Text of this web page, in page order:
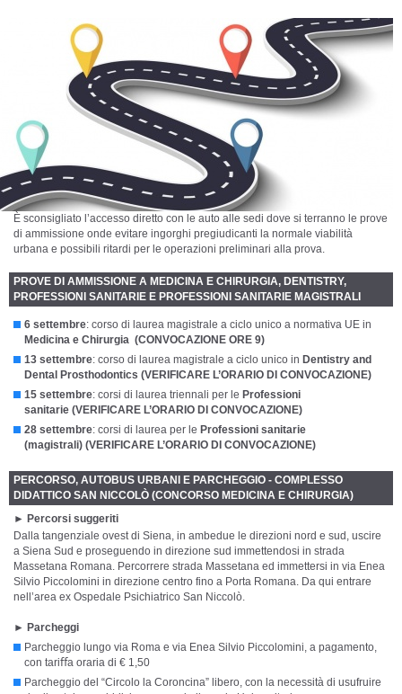
È sconsigliato l’accesso diretto con le auto alle sedi dove si terranno le prove
di ammissione onde evitare ingorghi pregiudicanti la normale viabilità
urbana e possibili ritardi per le operazioni preliminari alla prova.
PROVE DI AMMISSIONE A MEDICINA E CHIRURGIA, DENTISTRY,
PROFESSIONI SANITARIE E PROFESSIONI SANITARIE MAGISTRALI
6 settembre: corso di laurea magistrale a ciclo unico a normativa UE in
Medicina e Chirurgia (CONVOCAZIONE ORE 9)
13 settembre: corso di laurea magistrale a ciclo unico in Dentistry and
Dental Prosthodontics (VERIFICARE L’ORARIO DI CONVOCAZIONE)
15 settembre: corsi di laurea triennali per le Professioni
sanitarie (VERIFICARE L’ORARIO DI CONVOCAZIONE)
28 settembre: corsi di laurea per le Professioni sanitarie
(magistrali) (VERIFICARE L’ORARIO DI CONVOCAZIONE)
PERCORSO, AUTOBUS URBANI E PARCHEGGIO - COMPLESSO
DIDATTICO SAN NICCOLÒ (CONCORSO MEDICINA E CHIRURGIA)
► Percorsi suggeriti
Dalla tangenziale ovest di Siena, in ambedue le direzioni nord e sud, uscire
a Siena Sud e proseguendo in direzione sud immettendosi in strada
Massetana Romana. Percorrere strada Massetana ed immettersi in via Enea
Silvio Piccolomini in direzione centro fino a Porta Romana. Da qui entrare
nell’area ex Ospedale Psichiatrico San Niccolò.
► Parcheggi
Parcheggio lungo via Roma e via Enea Silvio Piccolomini, a pagamento,
con tariﬀa oraria di € 1,50
Parcheggio del “Circolo la Coroncina” libero, con la necessità di usufruire